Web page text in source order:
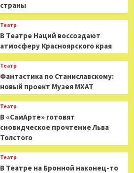
страны
Театр
В Театре Наций воссоздают
атмосферу Красноярского края
Театр
Фантастика по Станиславскому:
новый проект Музея МХАТ
Театр
В «СамАрте» готовят
сновидческое прочтение Льва
Толстого
Театр
В Театре на Бронной наконец-то